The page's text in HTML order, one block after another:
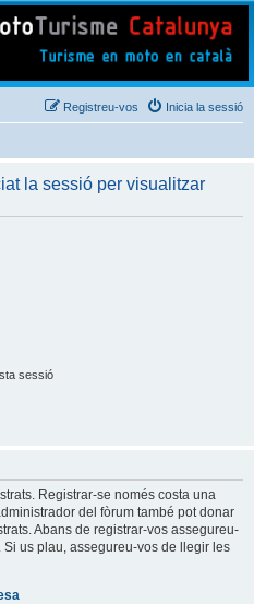
Inicia la sessió
Registreu-vos
la sessió per visualitzar
sessió
Registrar-se només costa una
del fòrum també pot donar
Abans de registrar-vos assegureu-
us plau, assegureu-vos de llegir les